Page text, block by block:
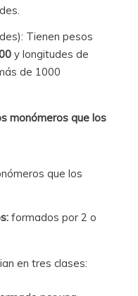
Tienen pesos
y longitudes de
de 1000
monómeros que los
que los
formados por 2 o
en tres clases: